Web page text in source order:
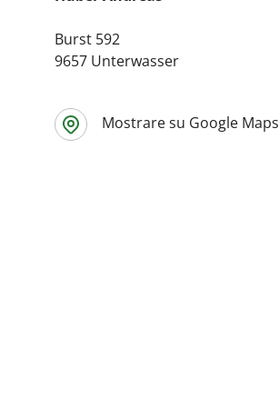
Burst 592
9657 Unterwasser
Mostrare su Google Maps